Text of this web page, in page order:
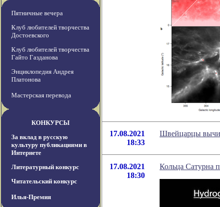
Пятничные вечера
Клуб любителей творчества
Достоевского
Клуб любителей творчества
Гайто Газданова
Энциклопедия Андрея
Платонова
Мастерская перевода
КОНКУРСЫ
За вклад в русскую
культуру публикациями в
Интернете
Литературный конкурс
Читательский конкурс
Илья-Премия
17.08.2021
18:33
Швейцарцы
17.08.2021
18:30
Кольца Сатурна